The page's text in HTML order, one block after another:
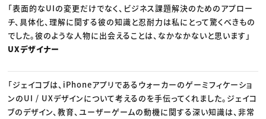
「表面的なUIの変更だけでなく、ビジネス課題解決のためのアプロー
チ、具体化、理解に関する彼の知識と忍耐力は私にとって驚くべきもの
でした。彼のような人物に出会えることは、なかなかないと思います」
UXデザイナー
「ジェイコブは、iPhoneアプリであるウォーカーのゲーミフィケーショ
ンのUI / UXデザインについて考えるのを手伝ってくれました。ジェイコ
ブのデザイン、教育、ユーザーゲームの動機に関する深い知識は、非常